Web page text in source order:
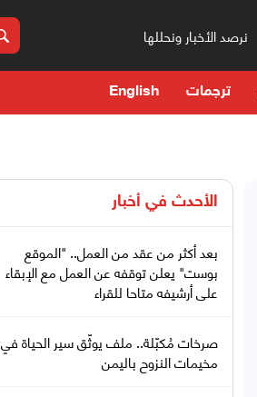
نرصد الأخبار ونحللها
ترجمات English
الأحدث في أخبار
بعد أكثر من عقد من العمل.. "الموقع
بوست" يعلن توقفه عن العمل مع الإبقاء
على أرشيفه متاحا للقراء
صرخات مُكبّلة.. ملف يوثّق سير الحياة في
مخيمات النزوح باليمن